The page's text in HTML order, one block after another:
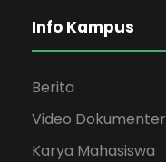
Info Kampus
Berita
Video Dokumenter
Karya Mahasiswa